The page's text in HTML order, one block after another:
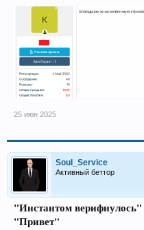
25 июн 2025
Soul_Service
Активный беттор
"Инстантом верифнулось"
"Привет"